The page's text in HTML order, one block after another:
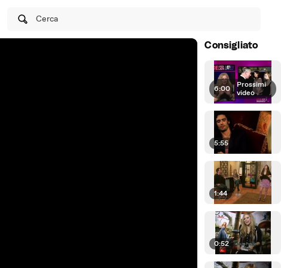
Cerca
Consigliato
6:00 | Prossimi
video
5:55
1:44
0:52